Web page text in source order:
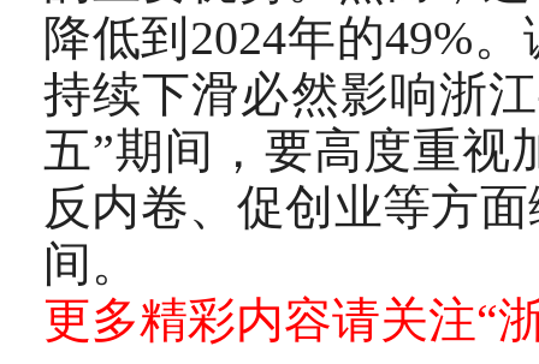
降低到2024年的49%
持续下滑必然影响浙
五”期间，要高度重视
反内卷、促创业等方
间。
更多精彩内容请关注“